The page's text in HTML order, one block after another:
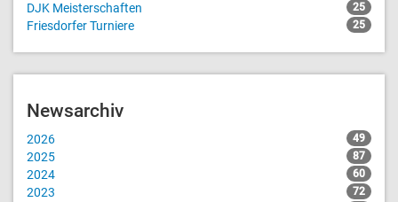
DJK Meisterschaften 25
Friesdorfer Turniere 25
Newsarchiv
2026 49
2025 87
2024 60
2023 72